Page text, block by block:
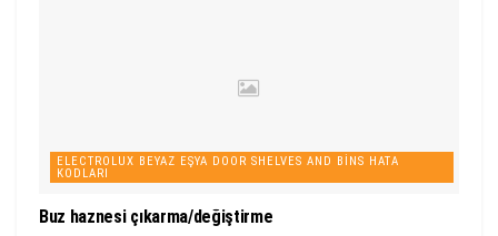
ELECTROLUX BEYAZ EŞYA DOOR SHELVES AND BINS HATA
KODLARI
Buz haznesi çıkarma/değiştirme